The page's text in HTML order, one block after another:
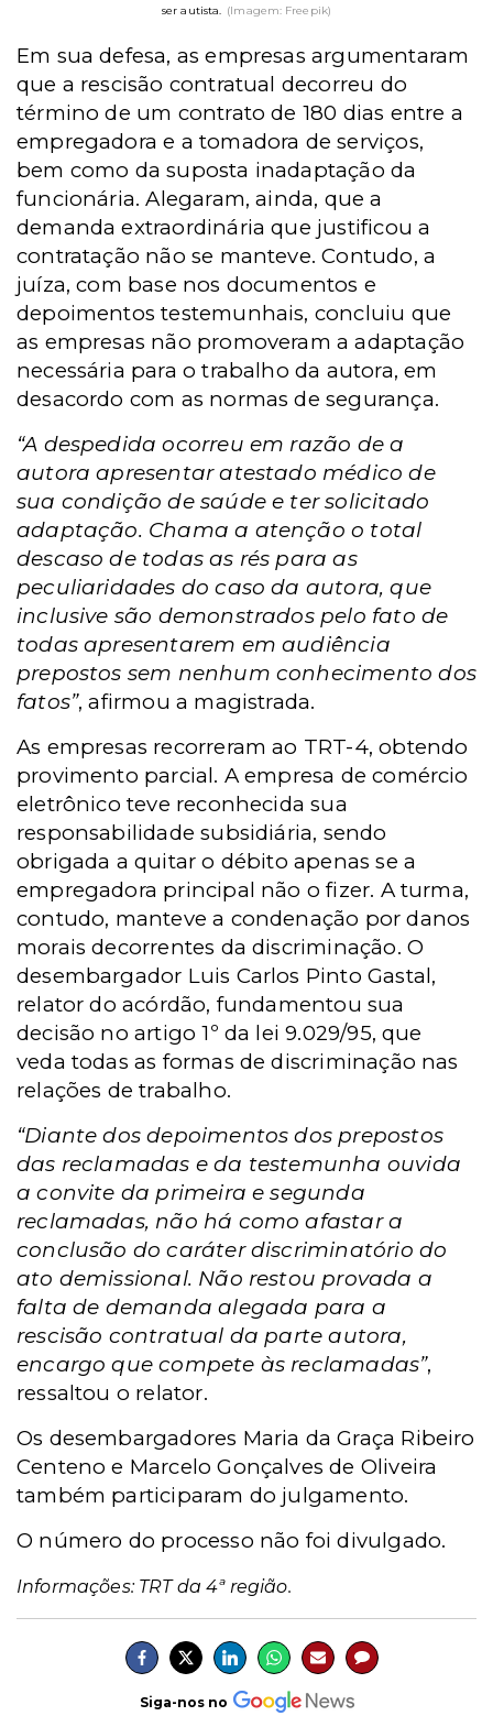
ser autista. (Imagem: Freepik)
Em sua defesa, as empresas argumentaram
que a rescisão contratual decorreu do
término de um contrato de 180 dias entre a
empregadora e a tomadora de serviços,
bem como da suposta inadaptação da
funcionária. Alegaram, ainda, que a
demanda extraordinária que justificou a
contratação não se manteve. Contudo, a
juíza, com base nos documentos e
depoimentos testemunhais, concluiu que
as empresas não promoveram a adaptação
necessária para o trabalho da autora, em
desacordo com as normas de segurança.
“A despedida ocorreu em razão de a
autora apresentar atestado médico de
sua condição de saúde e ter solicitado
adaptação. Chama a atenção o total
descaso de todas as rés para as
peculiaridades do caso da autora, que
inclusive são demonstrados pelo fato de
todas apresentarem em audiência
prepostos sem nenhum conhecimento dos
fatos”, afirmou a magistrada.
As empresas recorreram ao TRT-4, obtendo
provimento parcial. A empresa de comércio
eletrônico teve reconhecida sua
responsabilidade subsidiária, sendo
obrigada a quitar o débito apenas se a
empregadora principal não o fizer. A turma,
contudo, manteve a condenação por danos
morais decorrentes da discriminação. O
desembargador Luis Carlos Pinto Gastal,
relator do acórdão, fundamentou sua
decisão no artigo 1º da lei 9.029/95, que
veda todas as formas de discriminação nas
relações de trabalho.
“Diante dos depoimentos dos prepostos
das reclamadas e da testemunha ouvida
a convite da primeira e segunda
reclamadas, não há como afastar a
conclusão do caráter discriminatório do
ato demissional. Não restou provada a
falta de demanda alegada para a
rescisão contratual da parte autora,
encargo que compete às reclamadas”,
ressaltou o relator.
Os desembargadores Maria da Graça Ribeiro
Centeno e Marcelo Gonçalves de Oliveira
também participaram do julgamento.
O número do processo não foi divulgado.
Informações: TRT da 4ª região.
Siga-nos no